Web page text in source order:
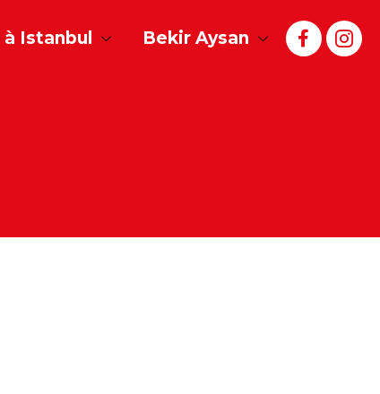
Istanbul Bekir Aysan